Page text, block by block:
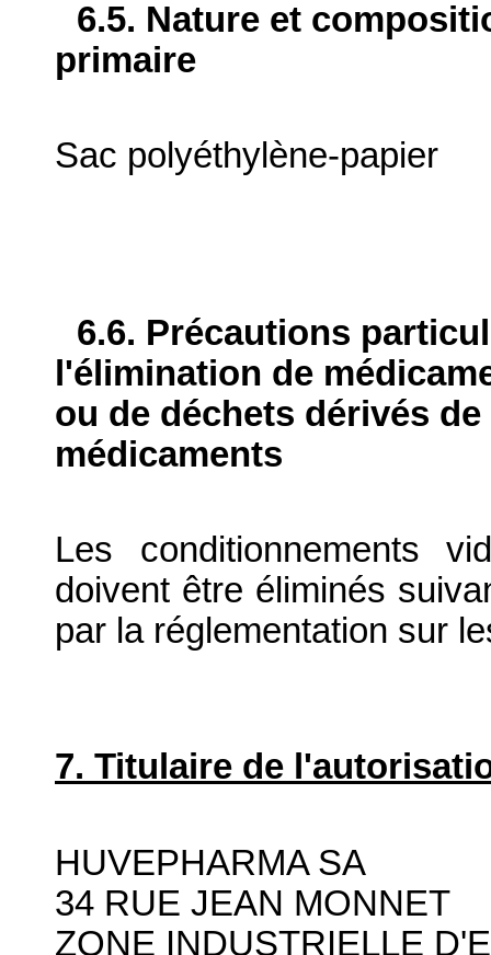
6.5. Nature et
primaire
Sac polyéthylène-papier
6.6. Précautions
l'élimination de
ou de déchets dérivés
médicaments
Les conditionnements
doivent être éliminés
par la réglementation sur
7. Titulaire de
HUVEPHARMA SA
34 RUE JEAN MONNET
ZONE INDUSTRIELLE